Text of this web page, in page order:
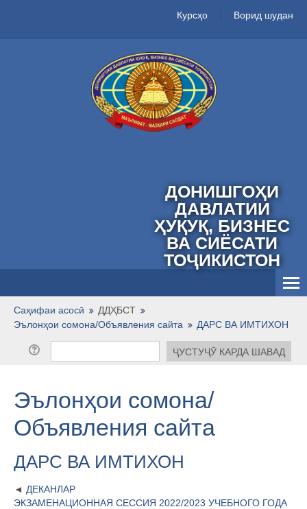
Курсҳо Ворид шудан
ДОНИШГОҲИ
ДАВЛАТИИ
ҲУҚУҚ, БИЗНЕС
ВА СИЁСАТИ
ТОҶИКИСТОН
Тоҷикӣ ‎(tj)‎
Саҳифаи асосӣ
ДДҲБСТ
Эълонҳои сомона/Объявления сайта
ДАРС ВА ИМТИХОН
Эълонҳои сомона/
Объявления сайта
ДАРС ВА ИМТИХОН
ДЕКАНЛАР
ЭКЗАМЕНАЦИОННАЯ СЕССИЯ 2022/2023 УЧЕБНОГО ГОДА